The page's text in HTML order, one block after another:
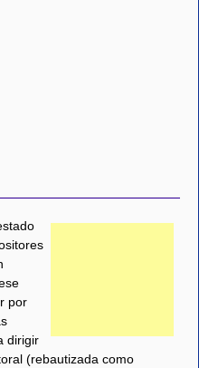
por
dirigir
(rebautizada como